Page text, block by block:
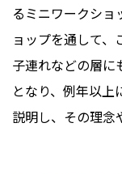
るミニワークシ
ョップを通して
子連れなどの層に
となり、例年以上
説明し、その理念